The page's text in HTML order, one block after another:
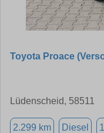
Toyota Proace
Lüdenscheid, 58511
2.299 km Diesel